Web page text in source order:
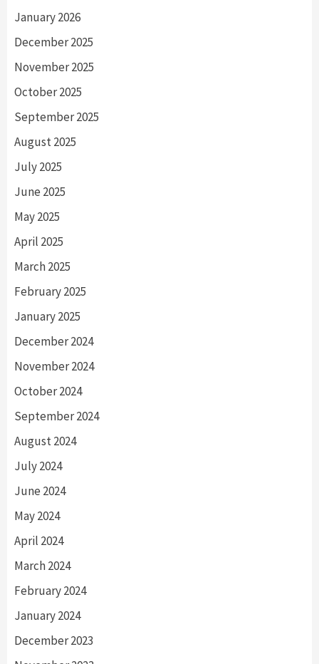
January 2026
December 2025
November 2025
October 2025
September 2025
August 2025
July 2025
June 2025
May 2025
April 2025
March 2025
February 2025
January 2025
December 2024
November 2024
October 2024
September 2024
August 2024
July 2024
June 2024
May 2024
April 2024
March 2024
February 2024
January 2024
December 2023